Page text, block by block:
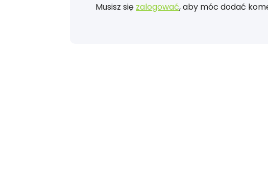
Musisz się zalogować, aby móc dodać